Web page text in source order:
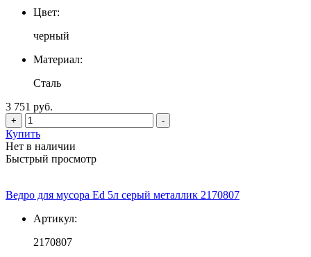
Цвет:
черный
Материал:
Сталь
3 751 руб.
+ -
Купить
Нет в наличии
Быстрый просмотр
Ведро для мусора Ed 5л серый металлик 2170807
Артикул:
2170807